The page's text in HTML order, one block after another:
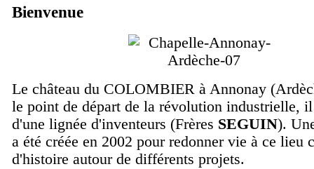
Bienvenue
Le château du COLOMBIER à Annonay
le point de départ de la révolution industrielle,
d'une lignée d'inventeurs (Frères SEGUIN).
a été créée en 2002 pour redonner vie à ce lieu
d'histoire autour de différents projets.